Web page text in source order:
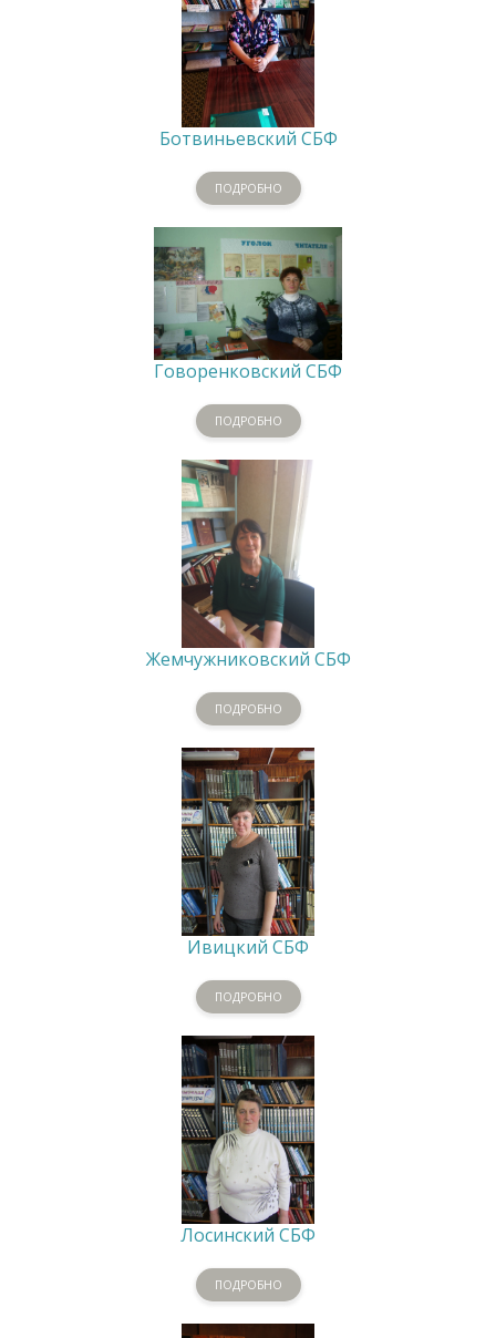
Ботвиньевский СБФ
ПОДРОБНО
Говоренковский СБФ
ПОДРОБНО
Жемчужниковский СБФ
ПОДРОБНО
Ивицкий СБФ
ПОДРОБНО
Лосинский СБФ
ПОДРОБНО